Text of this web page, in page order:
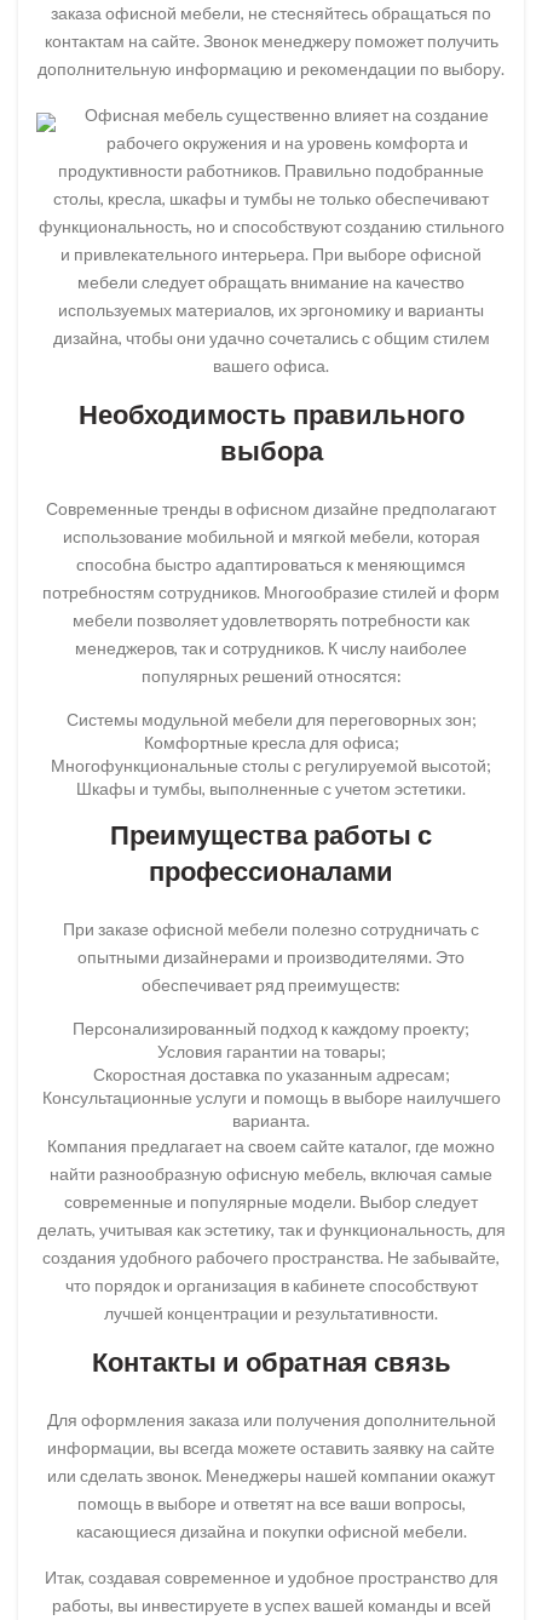
заказа офисной мебели, не стесняйтесь обращаться по
контактам на сайте. Звонок менеджеру поможет получить
дополнительную информацию и рекомендации по выбору.
Офисная мебель существенно влияет на создание
рабочего окружения и на уровень комфорта и
продуктивности работников. Правильно подобранные
столы, кресла, шкафы и тумбы не только обеспечивают
функциональность, но и способствуют созданию стильного
и привлекательного интерьера. При выборе офисной
мебели следует обращать внимание на качество
используемых материалов, их эргономику и варианты
дизайна, чтобы они удачно сочетались с общим стилем
вашего офиса.
Необходимость правильного
выбора
Современные тренды в офисном дизайне предполагают
использование мобильной и мягкой мебели, которая
способна быстро адаптироваться к меняющимся
потребностям сотрудников. Многообразие стилей и форм
мебели позволяет удовлетворять потребности как
менеджеров, так и сотрудников. К числу наиболее
популярных решений относятся:
Системы модульной мебели для переговорных зон;
Комфортные кресла для офиса;
Многофункциональные столы с регулируемой высотой;
Шкафы и тумбы, выполненные с учетом эстетики.
Преимущества работы с
профессионалами
При заказе офисной мебели полезно сотрудничать с
опытными дизайнерами и производителями. Это
обеспечивает ряд преимуществ:
Персонализированный подход к каждому проекту;
Условия гарантии на товары;
Скоростная доставка по указанным адресам;
Консультационные услуги и помощь в выборе наилучшего
варианта.
Компания предлагает на своем сайте каталог, где можно
найти разнообразную офисную мебель, включая самые
современные и популярные модели. Выбор следует
делать, учитывая как эстетику, так и функциональность, для
создания удобного рабочего пространства. Не забывайте,
что порядок и организация в кабинете способствуют
лучшей концентрации и результативности.
Контакты и обратная связь
Для оформления заказа или получения дополнительной
информации, вы всегда можете оставить заявку на сайте
или сделать звонок. Менеджеры нашей компании окажут
помощь в выборе и ответят на все ваши вопросы,
касающиеся дизайна и покупки офисной мебели.
Итак, создавая современное и удобное пространство для
работы, вы инвестируете в успех вашей команды и всей